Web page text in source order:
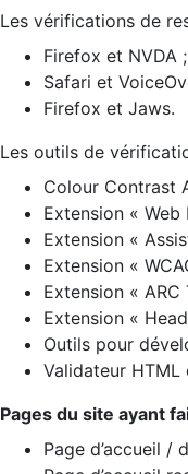
Les vérifications de
Firefox et NVDA ;
Safari et
Firefox et Jaws.
Les outils de
Colour Contrast
Extension «
Extension «
Extension «
Extension «
Extension «
Outils pour
Validateur HTML
Pages du site ayant
Page d’accueil /